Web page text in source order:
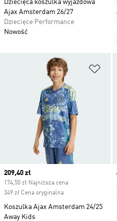
Dziecięca koszulka wyjazdowa
Ajax Amsterdam 26/27
Dziecięce Performance
Nowość
Current price
209,40 zł
174,50 zł Najniższa cena
349 zł Cena oryginalna
Koszulka Ajax Amsterdam 24/25
Away Kids